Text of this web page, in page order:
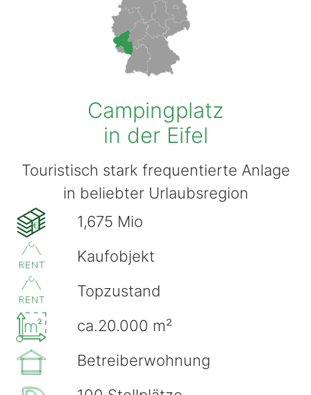
Campingplatz
in der Eifel
Touristisch stark frequentierte Anlage
in beliebter Urlaubsregion
€
1,675 Mio
Kaufobjekt
Topzustand
ca.20.000 m²
Betreiberwohnung